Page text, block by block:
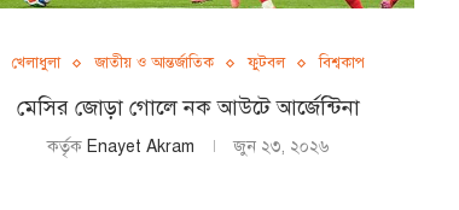
খেলাধুলা জাতীয় ও আন্তর্জাতিক ফুটবল বিশ্বকাপ
মেসির জোড়া গোলে নক আউটে আর্জেন্টিনা
কর্তৃক Enayet Akram জুন ২৩, ২০২৬